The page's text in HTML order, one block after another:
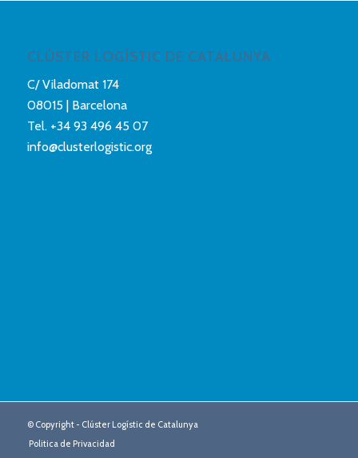
CLÚSTER LOGÍSTIC DE CATALUNYA
C/ Viladomat 174
08015 | Barcelona
Tel. +34 93 496 45 07
info@clusterlogistic.org
© Copyright - Clúster Logístic de Catalunya
Politica de Privacidad